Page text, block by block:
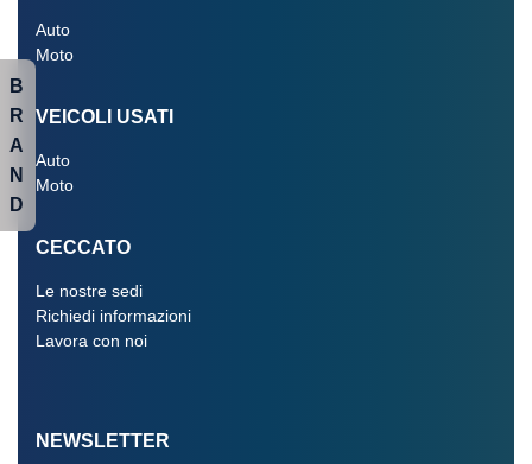
Auto
Moto
VEICOLI USATI
Auto
Moto
CECCATO
Le nostre sedi
Richiedi informazioni
Lavora con noi
NEWSLETTER
B
R
A
N
D